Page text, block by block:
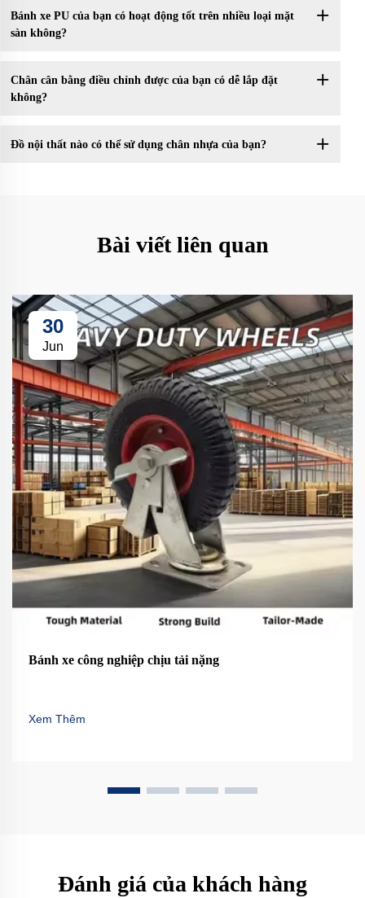
Bánh xe PU của bạn có hoạt động tốt trên nhiều loại mặt
sàn không?
Chân cân bằng điều chỉnh được của bạn có dễ lắp đặt
không?
Đồ nội thất nào có thể sử dụng chân nhựa của bạn?
Bài viết liên quan
30
Jun
Bánh xe công nghiệp chịu tải nặng
Xem Thêm
Đánh giá của khách hàng